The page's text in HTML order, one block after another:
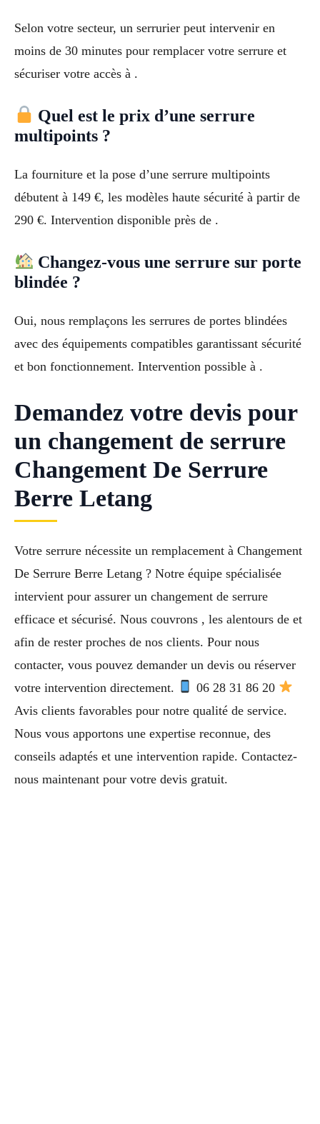
Selon votre secteur, un serrurier peut intervenir en
moins de 30 minutes pour remplacer votre serrure et
sécuriser votre accès à .
Quel est le prix d’une serrure
multipoints ?
La fourniture et la pose d’une serrure multipoints
débutent à 149 €, les modèles haute sécurité à partir de
290 €. Intervention disponible près de .
Changez-vous une serrure sur porte
blindée ?
Oui, nous remplaçons les serrures de portes blindées
avec des équipements compatibles garantissant sécurité
et bon fonctionnement. Intervention possible à .
Demandez votre devis pour
un changement de serrure
Changement De Serrure
Berre Letang
Votre serrure nécessite un remplacement à Changement
De Serrure Berre Letang ? Notre équipe spécialisée
intervient pour assurer un changement de serrure
efficace et sécurisé. Nous couvrons , les alentours de et
afin de rester proches de nos clients. Pour nous
contacter, vous pouvez demander un devis ou réserver
votre intervention directement.
06 28 31 86 20
Avis clients favorables pour notre qualité de service.
Nous vous apportons une expertise reconnue, des
conseils adaptés et une intervention rapide. Contactez-
nous maintenant pour votre devis gratuit.